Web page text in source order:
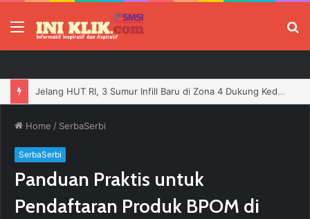
Menu
Jelang HUT RI, 3 Sumur Infill Baru di Zona 4 Dukung Kedaulatan Energi
Home / SerbaSerbi
SerbaSerbi
Panduan Praktis untuk
Pendaftaran Produk BPOM di